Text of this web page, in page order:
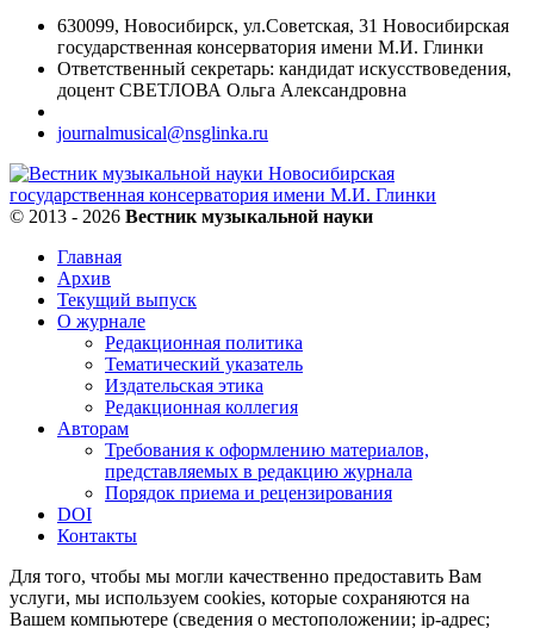
630099, Новосибирск, ул.Советская, 31 Новосибирская
государственная консерватория имени М.И. Глинки
Ответственный секретарь: кандидат искусствоведения,
доцент СВЕТЛОВА Ольга Александровна
journalmusical@nsglinka.ru
© 2013 - 2026 Вестник музыкальной науки
Главная
Архив
Текущий выпуск
О журнале
Редакционная политика
Тематический указатель
Издательская этика
Редакционная коллегия
Авторам
Требования к оформлению материалов,
представляемых в редакцию журнала
Порядок приема и рецензирования
DOI
Контакты
Для того, чтобы мы могли качественно предоставить Вам
услуги, мы используем cookies, которые сохраняются на
Вашем компьютере (сведения о местоположении; ip-адрес;